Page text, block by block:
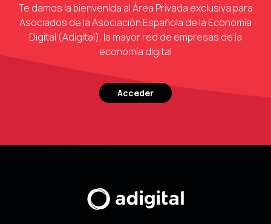
Te damos la bienvenida al Área Privada exclusiva para
Asociados de la Asociación Española de la Economía
Digital (Adigital), la mayor red de empresas de la
economía digital
Acceder